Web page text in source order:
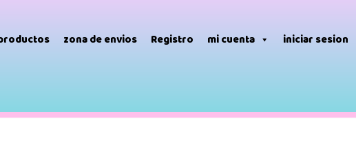
zona de envios Registro mi cuenta iniciar sesion